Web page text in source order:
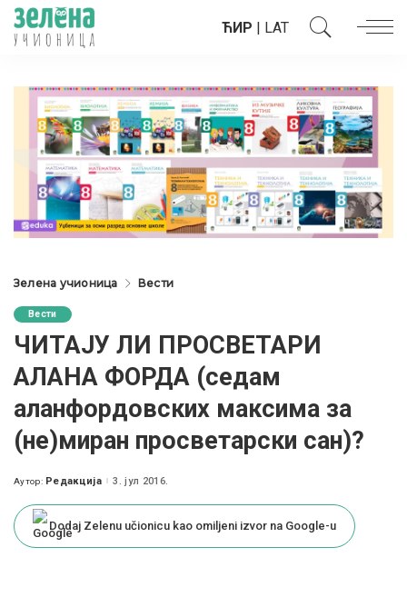
ЋИР | LAT
Зелена учионица Вести
Вести
ЧИТАЈУ ЛИ ПРОСВЕТАРИ
АЛАНА ФОРДА (седам
аланфордовских максима за
(не)миран просветарски сан)?
Posted
Аутор: Редакција 3. јул 2016.
Dodaj Zelenu učionicu kao omiljeni izvor na Google-u